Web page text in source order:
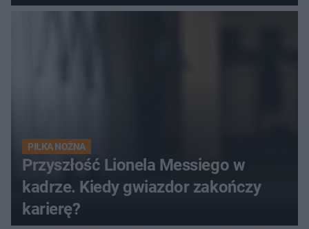
PIŁKA NOŻNA
Przyszłość Lionela Messiego w
kadrze. Kiedy gwiazdor zakończy
karierę?